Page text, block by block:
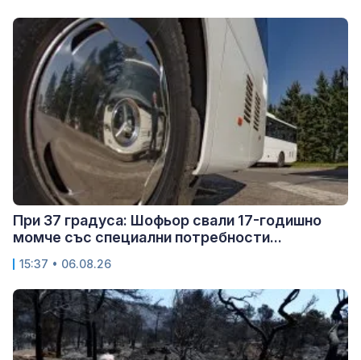
При 37 градуса: Шофьор свали 17-годишно
момче със специални потребности...
15:37 • 06.08.26